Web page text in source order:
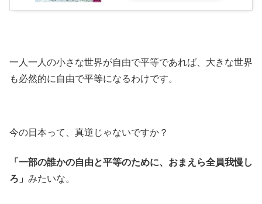
一人一人の小さな世界が自由で平等であれば、大きな世界
も必然的に自由で平等になるわけです。
今の日本って、真逆じゃないですか？
「一部の誰かの自由と平等のために、おまえら全員我慢し
ろ」 みたいな。